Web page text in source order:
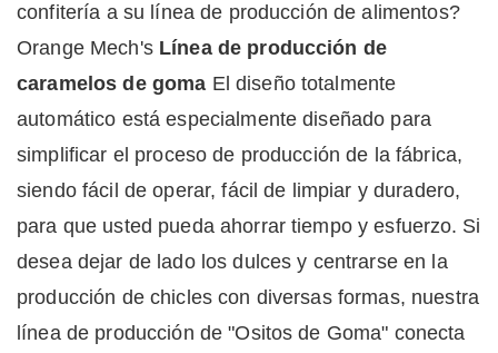
confitería a su línea de producción de alimentos?
Orange Mech's Línea de producción de
caramelos de goma El diseño totalmente
automático está especialmente diseñado para
simplificar el proceso de producción de la fábrica,
siendo fácil de operar, fácil de limpiar y duradero,
para que usted pueda ahorrar tiempo y esfuerzo. Si
desea dejar de lado los dulces y centrarse en la
producción de chicles con diversas formas, nuestra
línea de producción de "Ositos de Goma" conecta